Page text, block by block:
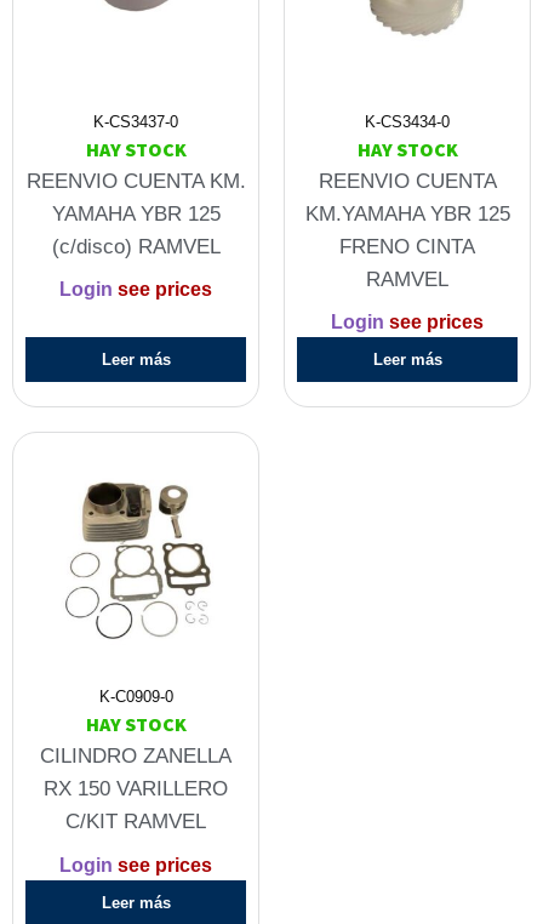
K-CS3437-0
HAY STOCK
REENVIO CUENTA KM.
YAMAHA YBR 125
(c/disco) RAMVEL
Login see prices
Leer más
K-CS3434-0
HAY STOCK
REENVIO CUENTA
KM.YAMAHA YBR 125
FRENO CINTA
RAMVEL
Login see prices
Leer más
K-C0909-0
HAY STOCK
CILINDRO ZANELLA
RX 150 VARILLERO
C/KIT RAMVEL
Login see prices
Leer más